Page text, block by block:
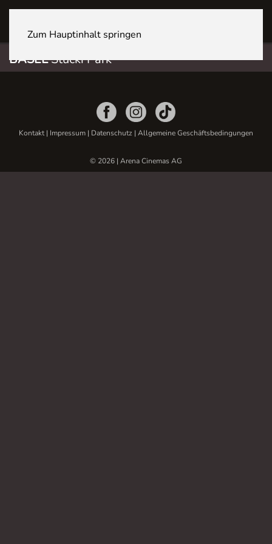
Zum Hauptinhalt springen
BASELStücki Park
Kontakt| Impressum | Datenschutz | Allgemeine Geschäftsbedingungen
© 2026 | Arena Cinemas AG